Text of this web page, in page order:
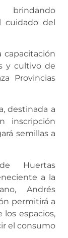
cuidado del
capacitación
y cultivo de
Provincias
destinada a
inscripción
semillas a
Huertas
a la
Andrés
permitirá a
espacios,
el consumo